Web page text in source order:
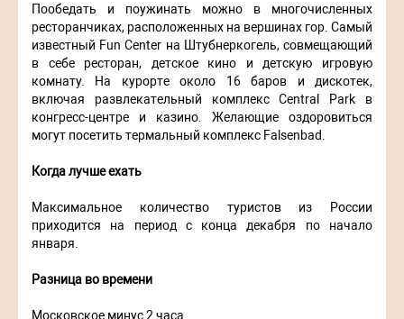
Пообедать и поужинать можно в многочисленных
ресторанчиках, расположенных на вершинах гор. Самый
известный Fun Center на Штубнеркогель, совмещающий
в себе ресторан, детское кино и детскую игровую
комнату. На курорте около 16 баров и дискотек,
включая развлекательный комплекс Central Park в
конгресс-центре и казино. Желающие оздоровиться
могут посетить термальный комплекс Falsenbad.
Когда лучше ехать
Максимальное количество туристов из России
приходится на период с конца декабря по начало
января.
Разница во времени
Московское минус 2 часа.